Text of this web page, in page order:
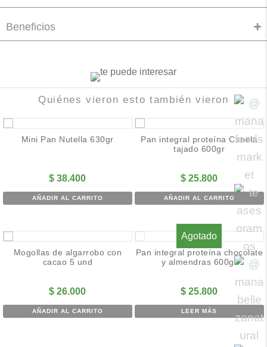
Beneficios
Quiénes vieron esto también vieron
Mini Pan Nutella 630gr
$ 38.400
AÑADIR AL CARRITO
Pan integral proteína Canela
tajado 600gr
$ 25.800
AÑADIR AL CARRITO
Mogollas de algarrobo con
cacao 5 und
$ 26.000
AÑADIR AL CARRITO
Agotado
Pan integral proteína chocolate
y almendras 600gr
$ 25.800
LEER MÁS